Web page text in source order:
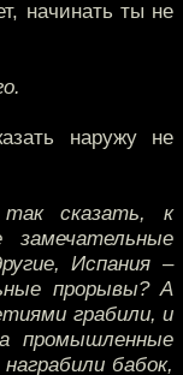
начинать ты не
наружу не
сказать, к
Испания –
прорывы? А
грабили, и
промышленные
бабок,